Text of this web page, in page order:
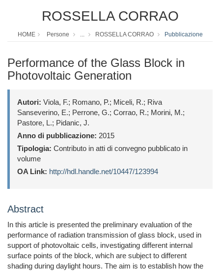
ROSSELLA CORRAO
HOME Persone ... ROSSELLA CORRAO Pubblicazione
Performance of the Glass Block in
Photovoltaic Generation
Autori: Viola, F.; Romano, P.; Miceli, R.; Riva
Sanseverino, E.; Perrone, G.; Corrao, R.; Morini, M.;
Pastore, L.; Pidanic, J.
Anno di pubblicazione: 2015
Tipologia: Contributo in atti di convegno pubblicato in
volume
OA Link: http://hdl.handle.net/10447/123994
Abstract
In this article is presented the preliminary evaluation of the
performance of radiation transmission of glass block, used in
support of photovoltaic cells, investigating different internal
surface points of the block, which are subject to different
shading during daylight hours. The aim is to establish how the